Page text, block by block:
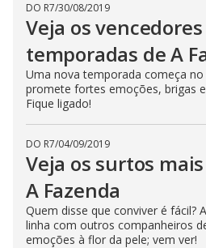
DO R7/30/08/2019
Veja os
temporadas de A
Uma nova temporada começa
promete fortes emoções, brigas
Fique ligado!
DO R7/04/09/2019
Veja os surtos
A Fazenda
Quem disse que conviver é fácil?
linha com outros companheiros
emoções à flor da pele; vem ver!